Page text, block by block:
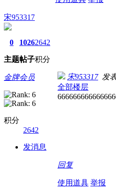
宋953317
0
主题
1026
帖子
2642
积分
金牌会员
积分
2642
发消息
宋953317发表
全部楼层
回复
使用道具 举报